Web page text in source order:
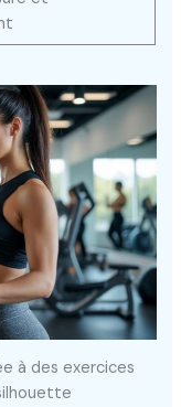
à des exercices